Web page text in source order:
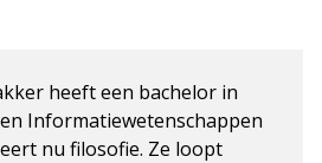
heeft een bachelor in
Informatiewetenschappen
nu filosofie. Ze loopt